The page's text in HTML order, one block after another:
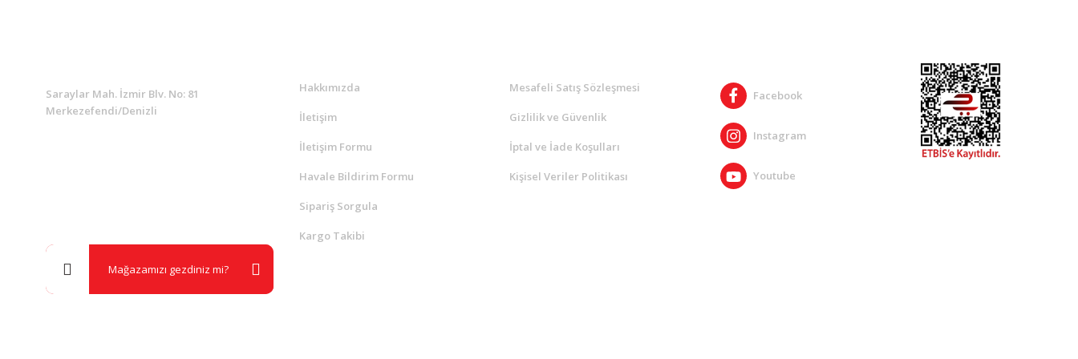
Saraylar Mah. İzmir Blv. No: 81
Merkezefendi/Denizli
Mağazamızı gezdiniz mi?
Hakkımızda
İletişim
İletişim Formu
Havale Bildirim Formu
Sipariş Sorgula
Kargo Takibi
Mesafeli Satış Sözleşmesi
Gizlilik ve Güvenlik
İptal ve İade Koşulları
Kişisel Veriler Politikası
Facebook
Instagram
Youtube